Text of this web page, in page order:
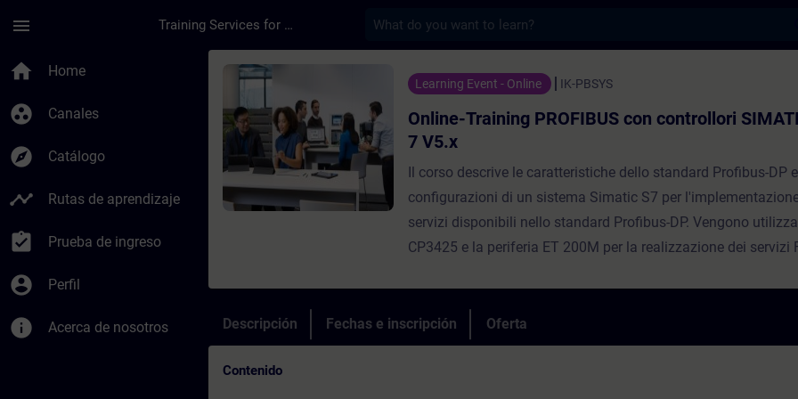
menu Training Services for Digital Industries
home Home
group_work Canales
explore Catálogo
timeline Rutas de aprendizaje
assignment_turned_in Prueba de ingreso
account_circle Perfil
info Acerca de nosotros
Curso - Online-Training PROFIBUS con controllori SIMATIC
Learning Event - Online IK-PBSYS
Online-Training PROFIBUS con controllori
7 V5.x
Il corso descrive le caratteristiche dello standard Profibus-DP
configurazioni di un sistema Simatic S7 per
servizi disponibili nello standard Profibus-DP. Vengono
CP3425 e la periferia ET 200M per la realizzazione dei servizi
Descripción Fechas e inscripción Oferta
Contenido